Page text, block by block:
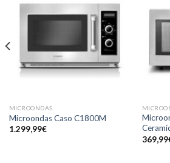
MICROONDAS
Microondas Caso C1800M
1.299,99€
369,99